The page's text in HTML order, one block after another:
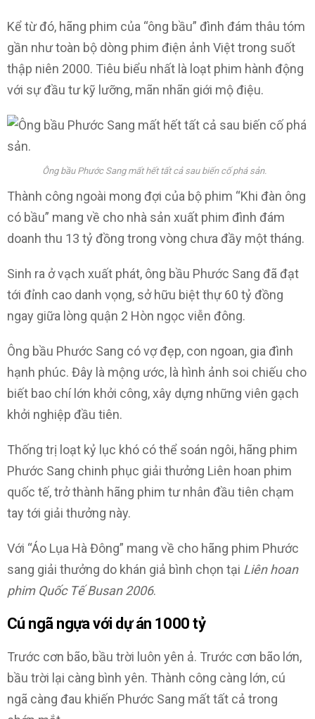
Kể từ đó, hãng phim của “ông bầu” đình đám thâu tóm
gần như toàn bộ dòng phim điện ảnh Việt trong suốt
thập niên 2000. Tiêu biểu nhất là loạt phim hành động
với sự đầu tư kỹ lưỡng, mãn nhãn giới mộ điệu.
Ông bầu Phước Sang mất hết tất cả sau biến cố phá sản.
Thành công ngoài mong đợi của bộ phim “Khi đàn ông
có bầu” mang về cho nhà sản xuất phim đình đám
doanh thu 13 tỷ đồng trong vòng chưa đầy một tháng.
Sinh ra ở vạch xuất phát, ông bầu Phước Sang đã đạt
tới đỉnh cao danh vọng, sở hữu biệt thự 60 tỷ đồng
ngay giữa lòng quận 2 Hòn ngọc viễn đông.
Ông bầu Phước Sang có vợ đẹp, con ngoan, gia đình
hạnh phúc. Đây là mộng ước, là hình ảnh soi chiếu cho
biết bao chí lớn khởi công, xây dựng những viên gạch
khởi nghiệp đầu tiên.
Thống trị loạt kỷ lục khó có thể soán ngôi, hãng phim
Phước Sang chinh phục giải thưởng Liên hoan phim
quốc tế, trở thành hãng phim tư nhân đầu tiên chạm
tay tới giải thưởng này.
Với “Áo Lụa Hà Đông” mang về cho hãng phim Phước
sang giải thưởng do khán giả bình chọn tại Liên hoan
phim Quốc Tế Busan 2006.
Cú ngã ngựa với dự án 1000 tỷ
Trước cơn bão, bầu trời luôn yên ả. Trước cơn bão lớn,
bầu trời lại càng bình yên. Thành công càng lớn, cú
ngã càng đau khiến Phước Sang mất tất cả trong